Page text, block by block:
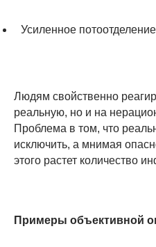
Усиленное потоотделение
Людям свойственно
реальную, но и на
Проблема в том, что
исключить, а мнимая
этого растет количество
Примеры объективной